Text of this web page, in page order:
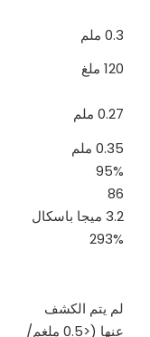
0.3 ملم
120 ملغ
0.27 ملم
0.35 ملم
95%
86
3.2 ميجا باسكال
293%
لم يتم الكشف
عنها (<0.5 ملغم/